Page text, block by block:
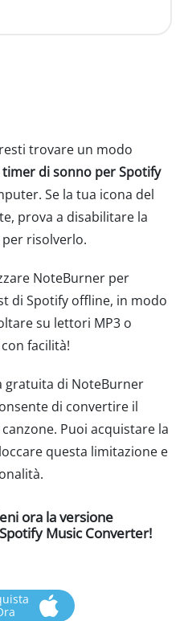
trovare un modo
di sonno per Spotify
Se la tua icona del
prova a disabilitare la
risolverlo.
NoteBurner per
di Spotify offline, in modo
su lettori MP3 o
facilità!
gratuita di NoteBurner
di convertire il
Puoi acquistare la
questa limitazione e
ora la versione
Music Converter!